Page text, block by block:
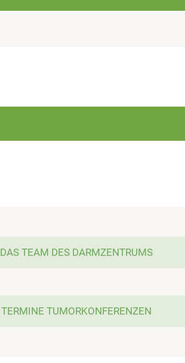
DAS TEAM DES DARMZENTRUMS
TERMINE TUMORKONFERENZEN